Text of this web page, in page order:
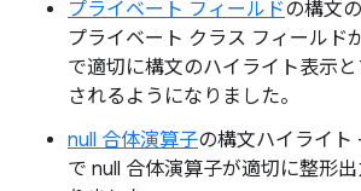
プライベート フィールドの構文
プライベート クラス フィールド
で適切に構文のハイライト表示
されるようになりました。
null 合体演算子の構文ハイライト
で null 合体演算子が適切に整形